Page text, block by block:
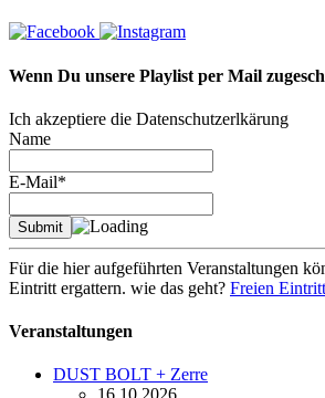
Wenn Du unsere Playlist per Mail
Ich akzeptiere die Datenschutzerlkärung
Name
E-Mail*
Für die hier aufgeführten Veranstaltungen
Eintritt ergattern. wie das geht? Freien
Veranstaltungen
DUST BOLT + Zerre